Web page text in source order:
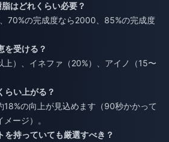
はどれくらい必要？
70%の完成度なら2000、85%の完成度
を受ける？
上）、イネファ（20%）、アイノ（15〜
らい上がる？
18%の向上が見込めます（90秒かかって
ージ）。
持っていても厳選すべき？